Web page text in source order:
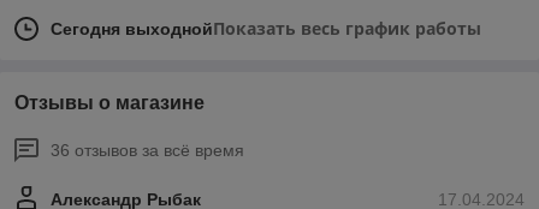
Сегодня выходнойПоказать весь график работы
Отзывы о магазине
36 отзывов за всё время
17.04.2024
Александр Рыбак